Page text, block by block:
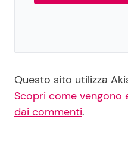
Questo sito utilizza
Scopri come
dai commenti.